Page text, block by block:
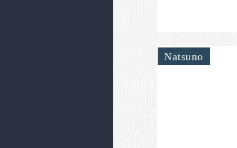
Natsuno